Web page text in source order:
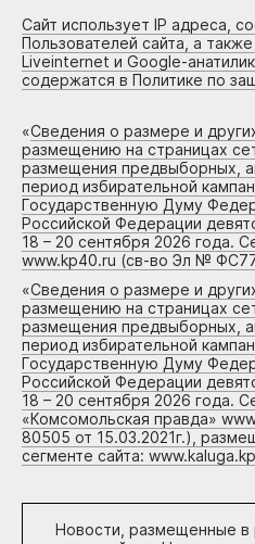
Сайт использует IP адреса,
Пользователей сайта, а
Liveinternet и Google-
содержатся в Политике по
«Сведения о размере и
размещению на страницах
размещения предвыборных,
период избирательной
Государственную Думу
Российской Федерации
18 – 20 сентября 2026 года.
www.kp40.ru (св-во Эл №
«Сведения о размере и
размещению на страницах
размещения предвыборных,
период избирательной
Государственную Думу
Российской Федерации
18 – 20 сентября 2026 года.
«Комсомольская правда»
80505 от 15.03.2021г.),
сегменте сайта:
Новости, размещенные в